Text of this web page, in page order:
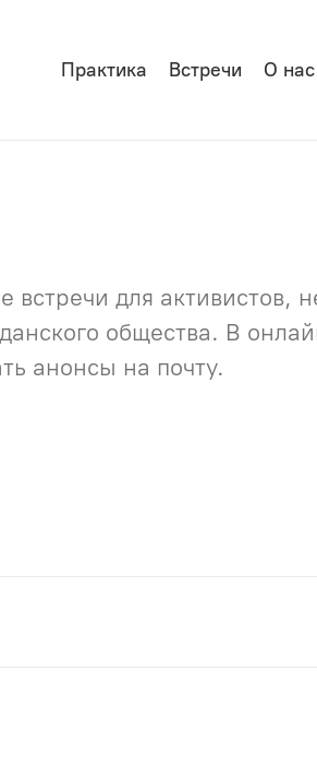
Практика Встречи О нас
для активистов,
общества. В
анонсы на почту.